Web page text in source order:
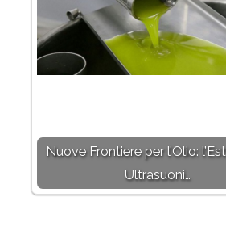
Nuove Frontiere per l’Olio:
Ultrasuoni…